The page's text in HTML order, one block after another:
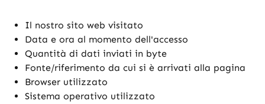
Il nostro sito web visitato
Data e ora al momento dell'accesso
Quantità di dati inviati in byte
Fonte/riferimento da cui si è arrivati alla pagina
Browser utilizzato
Sistema operativo utilizzato